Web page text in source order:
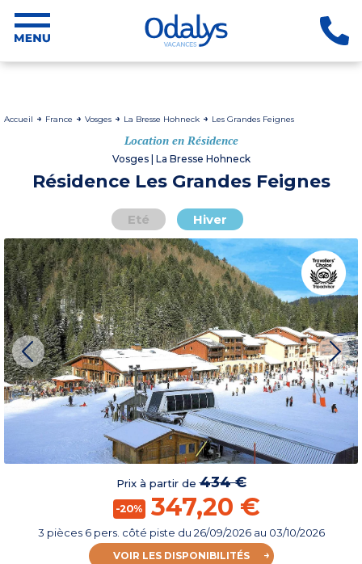
Accueil France Vosges La Bresse Hohneck Les Grandes Feignes
Location en Résidence
Vosges | La Bresse Hohneck
Résidence Les Grandes Feignes
Eté Hiver
Prix à partir de434 €
-20% 347,20 €
3 pièces 6 pers. côté piste du 26/09/2026au 03/10/2026
VOIR LES DISPONIBILITÉS